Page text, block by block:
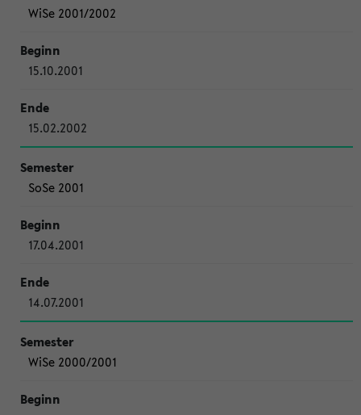
WiSe 2001/2002
15.10.2001
15.02.2002
SoSe 2001
17.04.2001
14.07.2001
WiSe 2000/2001